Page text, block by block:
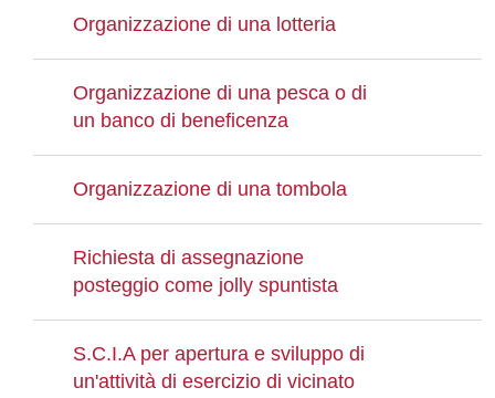
Organizzazione di una lotteria
Organizzazione di una pesca o di
un banco di beneficenza
Organizzazione di una tombola
Richiesta di assegnazione
posteggio come jolly spuntista
S.C.I.A per apertura e sviluppo di
un'attività di esercizio di vicinato